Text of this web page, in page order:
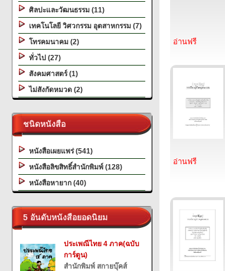
ศิลปะและวัฒนธรรม (11)
เทคโนโลยี วิศวกรรม อุตสาหกรรม (7)
โทรคมนาคม (2)
ทั่วไป (27)
สังคมศาสตร์ (1)
ไม่สังกัดหมวด (2)
ชนิดหนังสือ
หนังสือเผยแพร่ (541)
หนังสือลิขสิทธิ์สำนักพิมพ์ (128)
หนังสือหายาก (40)
5 อันดับหนังสือยอดนิยม
ประเพณีไทย 4 ภาค(ฉบับ
การ์ตูน)
สำนักพิมพ์ สกายบุ๊คส์
อ่านฟรี
อ่านฟรี